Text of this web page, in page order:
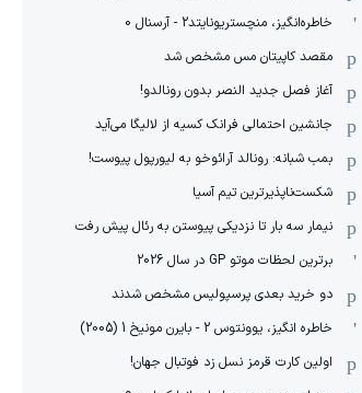
خاطره‌انگیز، منچستریونایتد2 - آرسنال 0
مقصد کاپیتان مس مشخص شد
آغاز فصل جدید النصر بدون رونالدو!
جانشین احتمالی فرانک کسیه از لالیگا می‌آید
بمب شبانه: رونالد آرائوخو به لیورپول پیوست!
شکست‌ناپذیرترین تیم آسیا
نیمار سه بار تا نزدیکی پیوستن به رئال پیش رفت
برترین لحظات موتو GP در سال 2026
دو خرید بعدی پرسپولیس مشخص شدند
خاطره انگیز، یوونتوس 2 - بایرن مونیخ 1 (2005)
اولین کارت قرمز نسل زد فوتبال جهان!